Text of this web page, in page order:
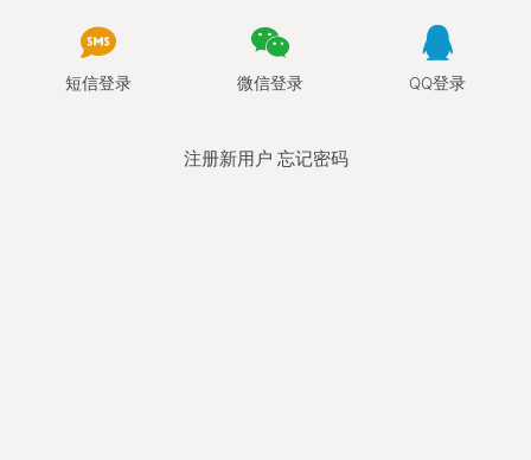
短信登录 微信登录 QQ登录
注册新用户 忘记密码